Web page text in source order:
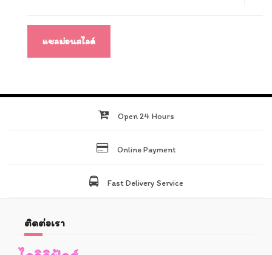
เรื่องแซลม่อนสไลด์
Open 24 Hours
Online Payment
Fast Delivery Service
ติดต่อเรา